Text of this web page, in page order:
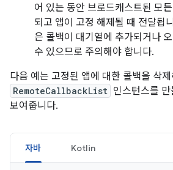
어 있는 동안 브로드캐스트된 모
되고 앱이 고정 해제될 때 전달됩
은 콜백이 대기열에 추가되거나
수 있으므로 주의해야 합니다.
다음 예는 고정된 앱에 대한 콜백을 삭
RemoteCallbackList 인스턴스를
보여줍니다.
자바 Kotlin